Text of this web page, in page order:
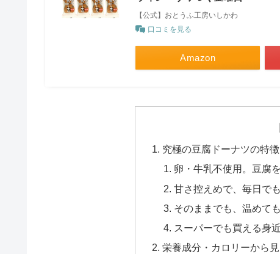
【公式】おとうふ工房いしかわ
口コミを見る
Amazon
究極の豆腐ドーナツの特
卵・牛乳不使用。豆腐
甘さ控えめで、毎日で
そのままでも、温めて
スーパーでも買える身
栄養成分・カロリーから